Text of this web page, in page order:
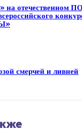
на отечественном ПО
смерчей и ливней